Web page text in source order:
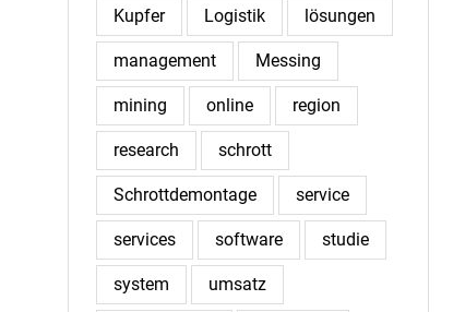
Kupfer Logistik lösungen
management Messing
mining online region
research schrott
Schrottdemontage service
services software studie
system umsatz